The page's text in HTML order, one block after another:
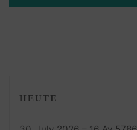
HEUTE